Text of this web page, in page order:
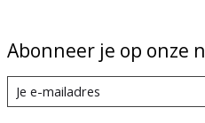
Abonneer je op onze